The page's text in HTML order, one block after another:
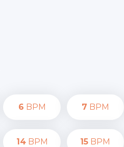
6 BPM 7 BPM
14BPM 15 BPM